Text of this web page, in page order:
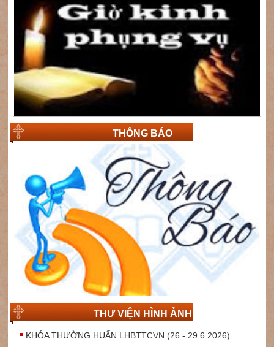
THÔNG BÁO
THƯ VIỆN HÌNH ẢNH
KHÓA THƯỜNG HUẤN LHBTTCVN (26 - 29.6.2026)